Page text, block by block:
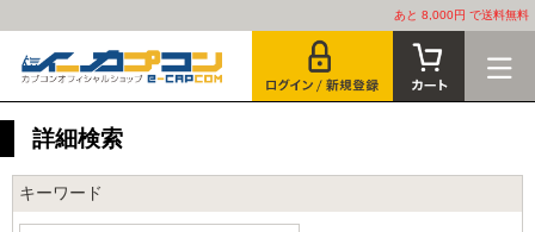
あと 8,000円 で送料無料
詳細検索
キーワード